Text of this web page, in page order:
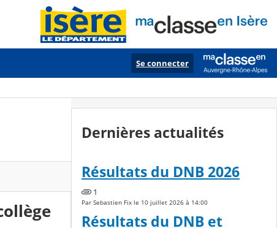
Se connecter
Dernières actualités
Résultats du DNB 2026
1
Par Sebastien Fix le 10 juillet 2026 à 14:00
Résultats du DNB et